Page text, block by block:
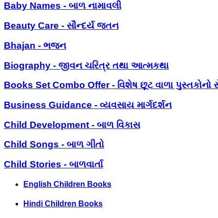
Baby Names - બાળ નામાવલી
Beauty Care - સૌન્દર્ય જતન
Bhajan - ભજન
Biography - જીવન ચરિત્ર તથા આત્મકથા
Books Set Combo Offer - વિશેષ છૂટ વાળા પુસ્તકોનો
Business Guidance - વ્યવસાય માર્ગદર્શન
Child Development - બાળ વિકાસ
Child Songs - બાળ ગીતો
Child Stories - બાળવાર્તા
English Children Books
Hindi Children Books